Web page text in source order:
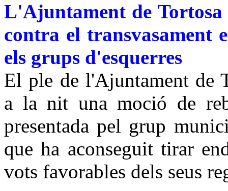
L'Ajuntament de
contra el transvasament
els grups d'esquerres
El ple de l'Ajuntament de
a la nit una moció de
presentada pel grup
que ha aconseguit tirar
vots favorables dels seus